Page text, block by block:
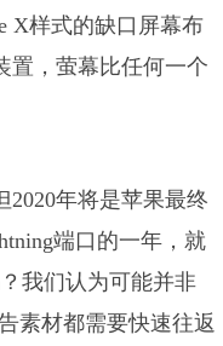
X样式的缺口屏幕布
置，萤幕比任何一个
2020年将是苹果最终
端口的一年，就
我们认为可能并非
素材都需要快速往返